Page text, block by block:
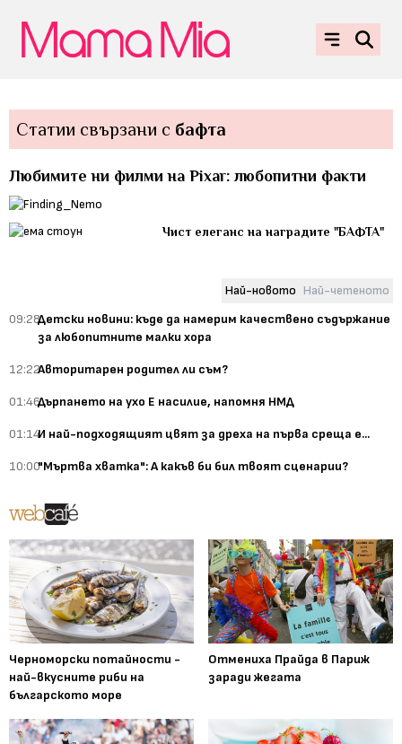
Статии свързани с бафта
Любимите ни филми на Pixar: любопитни факти
Чист елеганс на наградите "БАФТА"
Най-новото Най-четеното
09:28Детски новини: къде да намерим качествено съдържание
за любопитните малки хора
12:22Авторитарен родител ли съм?
01:46Дърпането на ухо Е насилие, напомня НМД
01:14И най-подходящият цвят за дреха на първа среща е...
10:00"Мъртва хватка": А какъв би бил твоят сценарии?
Черноморски потайности -
най-вкусните риби на
българското море
Отмениха Прайда в Париж
заради жегата